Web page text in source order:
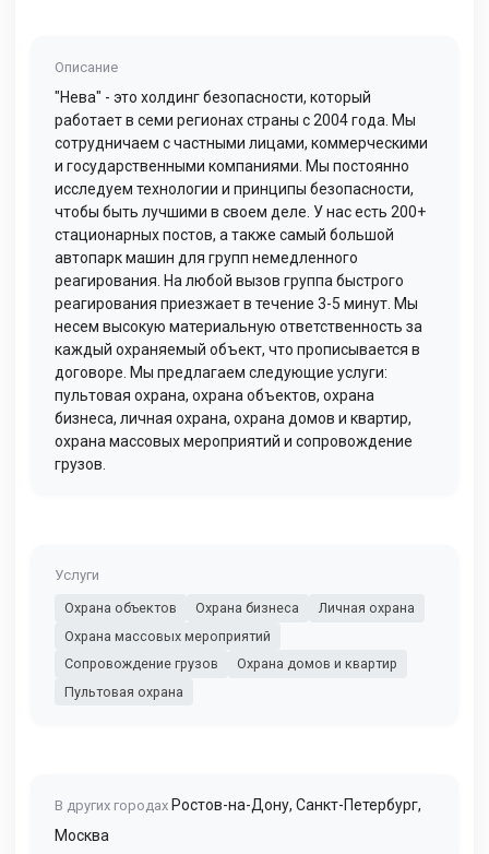
Описание
"Нева" - это холдинг безопасности, который
работает в семи регионах страны с 2004 года. Мы
сотрудничаем с частными лицами, коммерческими
и государственными компаниями. Мы постоянно
исследуем технологии и принципы безопасности,
чтобы быть лучшими в своем деле. У нас есть 200+
стационарных постов, а также самый большой
автопарк машин для групп немедленного
реагирования. На любой вызов группа быстрого
реагирования приезжает в течение 3-5 минут. Мы
несем высокую материальную ответственность за
каждый охраняемый объект, что прописывается в
договоре. Мы предлагаем следующие услуги:
пультовая охрана, охрана объектов, охрана
бизнеса, личная охрана, охрана домов и квартир,
охрана массовых мероприятий и сопровождение
грузов.
Услуги
Охрана объектов
Охрана бизнеса
Личная охрана
Охрана массовых мероприятий
Сопровождение грузов
Охрана домов и квартир
Пультовая охрана
В других городах Ростов-на-Дону, Санкт-Петербург,
Москва